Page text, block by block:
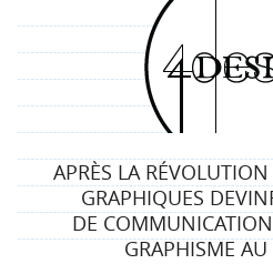
APRÈS LA
GRAPHIQUES
DE
GRAPHISME AU